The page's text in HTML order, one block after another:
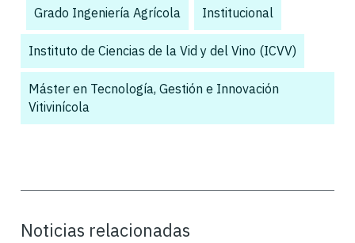
Grado Ingeniería Agrícola Institucional
Instituto de Ciencias de la Vid y del Vino (ICVV)
Máster en Tecnología, Gestión e Innovación
Vitivinícola
Noticias relacionadas